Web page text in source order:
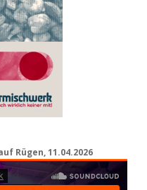
Rügen, 11.04.2026